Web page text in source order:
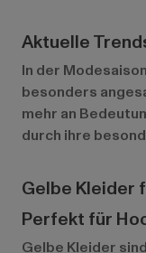
Aktuelle
In der
besonders
mehr an
durch ihre
Gelbe Kleider
Perfekt für
Gelbe Kleider